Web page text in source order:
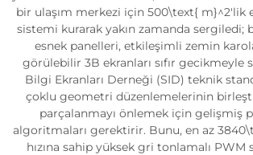
bir ulaşım merkezi için 500\text{ m}^2'lik
sistemi kurarak yakın zamanda sergiledi;
esnek panelleri, etkileşimli zemin
görülebilir 3B ekranları sıfır gecikmeyle
Bilgi Ekranları Derneği (SID) teknik
çoklu geometri düzenlemelerinin
parçalanmayı önlemek için gelişmiş
algoritmaları gerektirir. Bunu, en az
hızına sahip yüksek gri tonlamalı